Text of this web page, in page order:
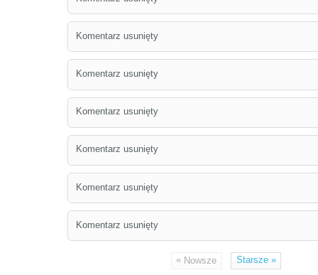
Komentarz usunięty
Komentarz usunięty
Komentarz usunięty
Komentarz usunięty
Komentarz usunięty
Komentarz usunięty
« Nowsze Starsze»